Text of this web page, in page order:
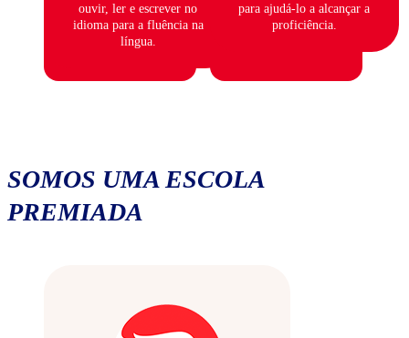
ouvir, ler e escrever no
idioma para a fluência na
língua.
para ajudá-lo a alcançar a
proficiência.
SOMOS UMA ESCOLA
PREMIADA